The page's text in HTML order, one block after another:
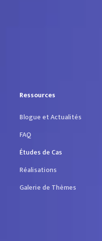
Ressources
Blogue et Actualités
FAQ
Études de Cas
Réalisations
Galerie de Thèmes